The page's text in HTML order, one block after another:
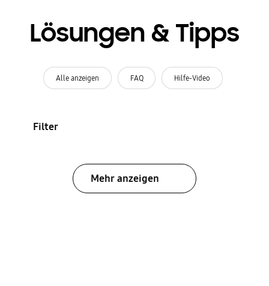
Lösungen & Tipps
Alle anzeigen FAQ Hilfe-Video
Filter
Mehr anzeigen